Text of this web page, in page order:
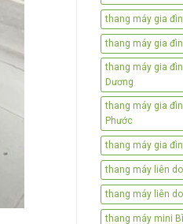
thang máy gia
thang máy gia
thang máy gia
Dương
thang máy gia
Phước
thang máy gia
thang máy liên
thang máy liên
thang máy mini